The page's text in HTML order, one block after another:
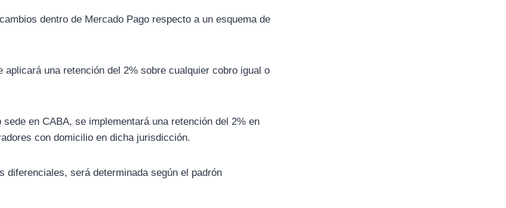
dentro de Mercado Pago respecto a un esquema de
una retención del 2% sobre cualquier cobro igual o
en CABA, se implementará una retención del 2% en
con domicilio en dicha jurisdicción.
diferenciales, será determinada según el padrón